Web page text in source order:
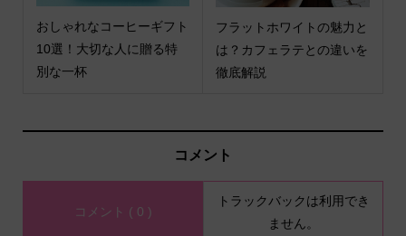
おしゃれなコーヒーギフト
10選！大切な人に贈る特
別な一杯
フラットホワイトの魅力と
は？カフェラテとの違いを
徹底解説
コメント
コメント ( 0 )
トラックバックは利用でき
ません。